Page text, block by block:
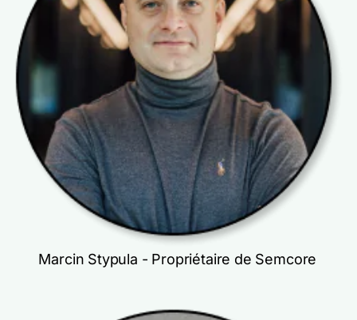
Marcin Stypula - Propriétaire de Semcore